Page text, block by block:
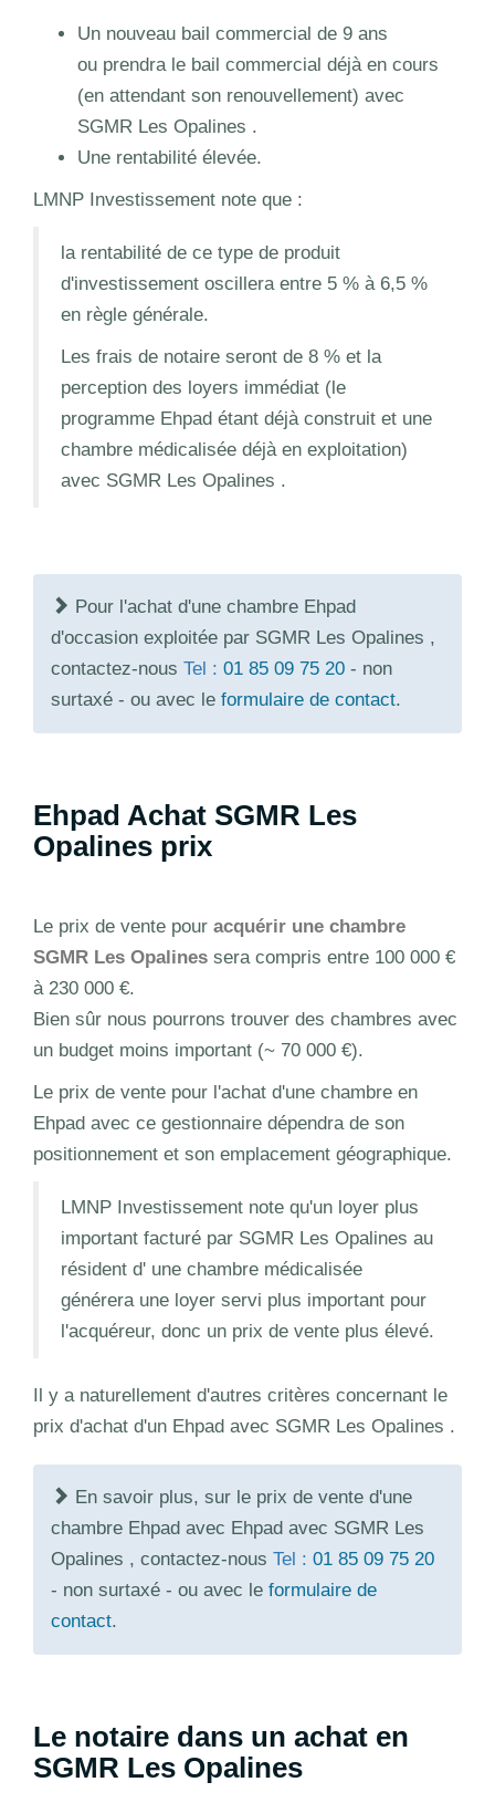
Un nouveau bail commercial de 9 ans
ou prendra le bail commercial déjà en cours
(en attendant son renouvellement) avec
SGMR Les Opalines .
Une rentabilité élevée.
LMNP Investissement note que :
la rentabilité de ce type de produit
d'investissement oscillera entre 5 % à 6,5 %
en règle générale.
Les frais de notaire seront de 8 % et la
perception des loyers immédiat (le
programme Ehpad étant déjà construit et une
chambre médicalisée déjà en exploitation)
avec SGMR Les Opalines .
Pour l'achat d'une chambre Ehpad
d'occasion exploitée par SGMR Les Opalines ,
contactez-nous Tel : 01 85 09 75 20 - non
surtaxé - ou avec le formulaire de contact.
Ehpad Achat SGMR Les
Opalines prix
Le prix de vente pour acquérir une chambre
SGMR Les Opalines sera compris entre 100 000 €
à 230 000 €.
Bien sûr nous pourrons trouver des chambres avec
un budget moins important (~ 70 000 €).
Le prix de vente pour l'achat d'une chambre en
Ehpad avec ce gestionnaire dépendra de son
positionnement et son emplacement géographique.
LMNP Investissement note qu'un loyer plus
important facturé par SGMR Les Opalines au
résident d' une chambre médicalisée
générera une loyer servi plus important pour
l'acquéreur, donc un prix de vente plus élevé.
Il y a naturellement d'autres critères concernant le
prix d'achat d'un Ehpad avec SGMR Les Opalines .
En savoir plus, sur le prix de vente d'une
chambre Ehpad avec Ehpad avec SGMR Les
Opalines , contactez-nous Tel : 01 85 09 75 20
- non surtaxé - ou avec le formulaire de
contact.
Le notaire dans un achat en
SGMR Les Opalines